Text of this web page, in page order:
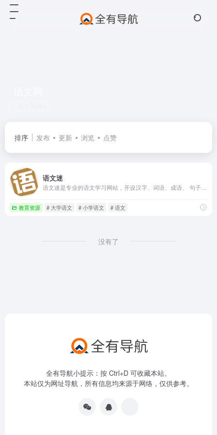
排序 发布 更新 浏览 点赞
语文迷
教育资源 # 大学语文 # 小学语文 # 语文
没有了
全有导航小提示：按 Ctrl+D 可收藏本站。
本站仅为网址导航，所有信息均来源于网络，仅供参考。